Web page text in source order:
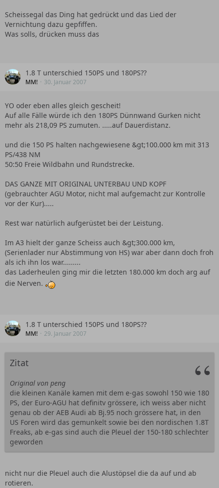
Scheissegal das Ding hat gedrückt und das Lied der
Vernichtung dazu gepfiffen.
Was solls, drücken muss das
1.8 T unterschied 150PS und 180PS??
MM! 30. Januar 2007
YO oder eben alles gleich gescheit!
Auf alle Fälle würde ich den 180PS Dünnwand Gurken nicht
mehr als 218,09 PS zumuten. .....auf Dauerdistanz.
und die 150 PS halten nachgewiesene &gt;100.000 km mit 313
PS/438 NM
50:50 Freie Wildbahn und Rundstrecke.
DAS GANZE MIT ORIGINAL UNTERBAU UND KOPF
(gebrauchter AGU Motor, nicht mal aufgemacht zur Kontrolle
vor der Kur).....
Rest war natürlich aufgerüstet bei der Leistung.
Im A3 hielt der ganze Scheiss auch &gt;300.000 km,
(Serienlader nur Abstimmung von HS) war aber dann doch froh
als ich ihn los war.........
das Laderheulen ging mir die letzten 180.000 km doch arg auf
die Nerven.
1.8 T unterschied 150PS und 180PS??
MM! 29. Januar 2007
Zitat
Original von peng
die kleinen Kanäle kamen mit dem e-gas sowohl 150 wie 180
PS, der Euro-AGU hat definitv grössere, ich weiss aber nicht
genau ob der AEB Audi ab Bj.95 noch grössere hat, in den
US Foren wird das gemunkelt sowie bei den nordischen 1.8T
Freaks, ab e-gas sind auch die Pleuel der 150-180 schlechter
geworden
nicht nur die Pleuel auch die Alustöpsel die da auf und ab
rotieren.